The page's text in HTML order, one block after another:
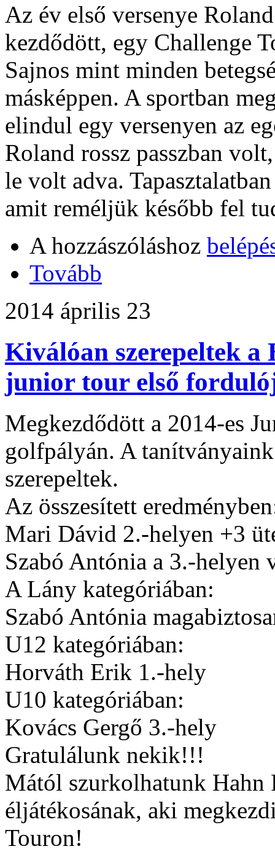
Az év első versenye
kezdődött, egy Challenge
Sajnos mint minden
másképpen. A sportban
elindul egy versenyen az
Roland rossz passzban
le volt adva.
amit reméljük később fel
A hozzászóláshoz
Tovább
2014 április 23
Kiválóan szerepeltek a
junior tour első
Megkezdődött a 2014-es
golfpályán. A
szerepeltek.
Az összesített
Mari Dávid 2.-helyen +3
Szabó Antónia a 3.-helyen
A Lány kategóriában:
Szabó Antónia
U12 kategóriában:
Horváth Erik 1.-hely
U10 kategóriában:
Kovács Gergő 3.-hely
Gratulálunk nekik!!!
Mától szurkolhatunk Hahn
éljátékosának, aki
Touron!